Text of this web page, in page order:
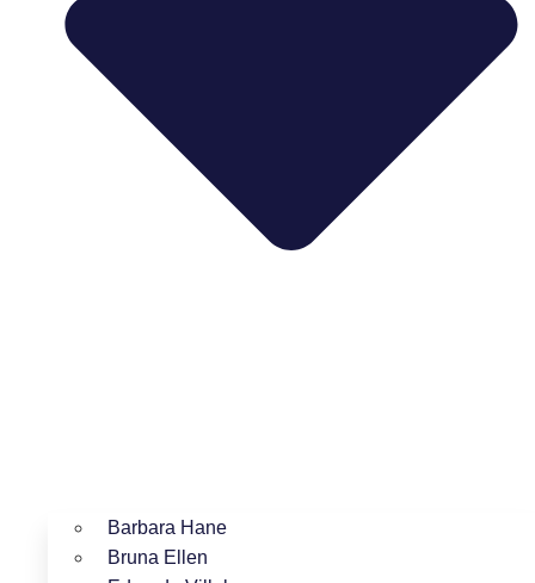
Barbara Hane
Bruna Ellen